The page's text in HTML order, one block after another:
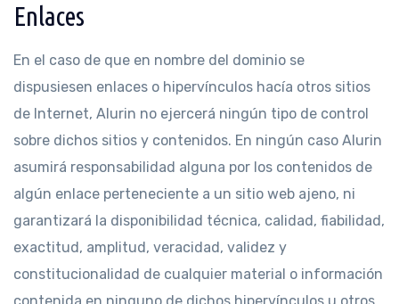
Enlaces
En el caso de que en nombre del dominio se
dispusiesen enlaces o hipervínculos hacía otros sitios
de Internet, Alurin no ejercerá ningún tipo de control
sobre dichos sitios y contenidos. En ningún caso Alurin
asumirá responsabilidad alguna por los contenidos de
algún enlace perteneciente a un sitio web ajeno, ni
garantizará la disponibilidad técnica, calidad, fiabilidad,
exactitud, amplitud, veracidad, validez y
constitucionalidad de cualquier material o información